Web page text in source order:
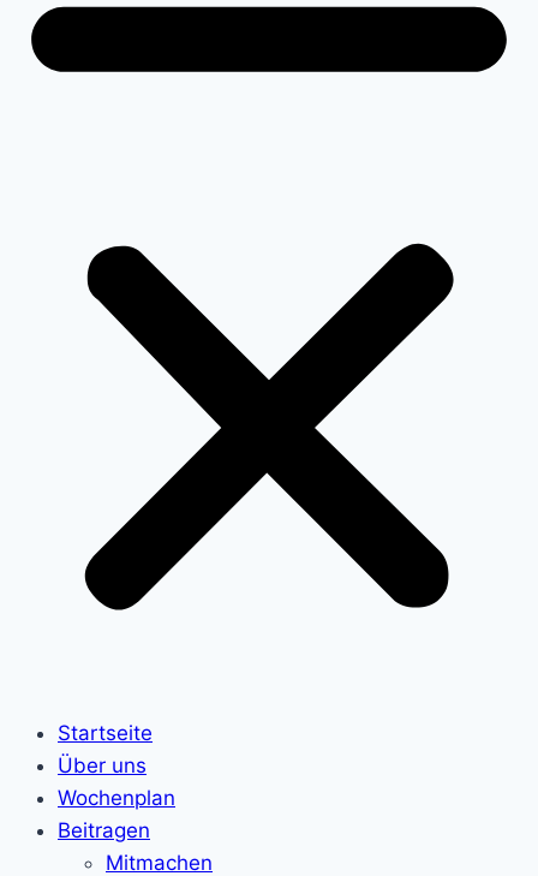
Startseite
Über uns
Wochenplan
Beitragen
Mitmachen